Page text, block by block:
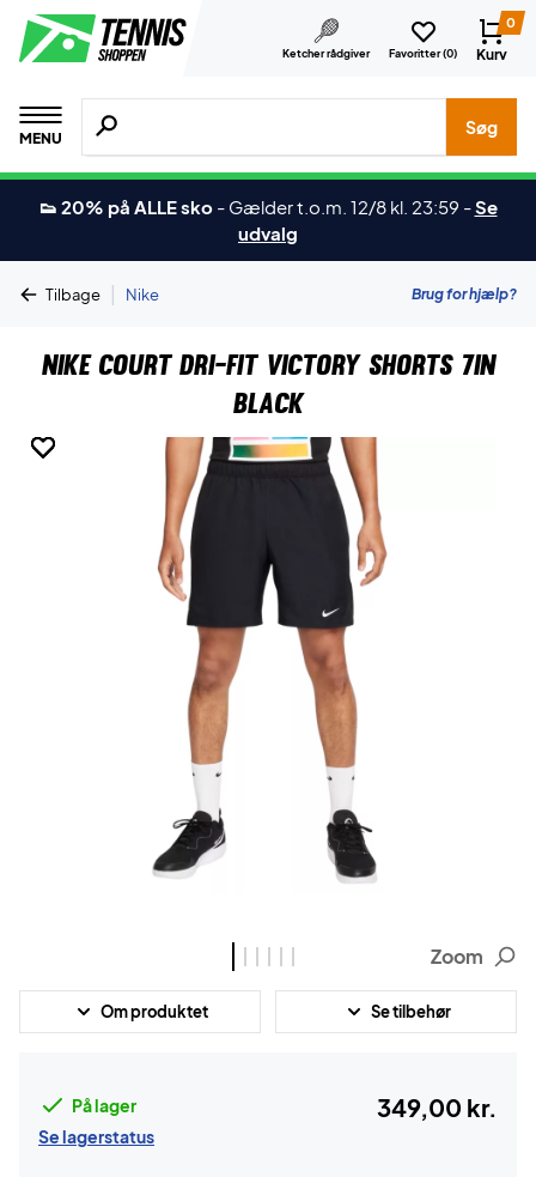
Ketcher rådgiver Favoritter (0)
0
Kurv
MENU
Søg efter produkter, mærker etc.
Søg
👟 20% på ALLE sko - Gælder t.o.m. 12/8 kl. 23:59 -Se
udvalg
Tilbage | Nike Brug for hjælp?
Nike Court Dri-FIT Victory Shorts 7in
Black
Zoom
Om produktet Se tilbehør
På lager
Se lagerstatus
349,00 kr.